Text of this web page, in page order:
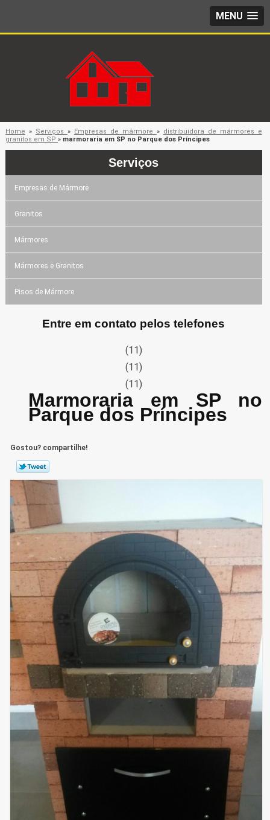
MENU
Home » Serviços » Empresas de mármore » distribuidora de mármores e
granitos em SP » marmoraria em SP no Parque dos Príncipes
Serviços
Empresas de Mármore
Granitos
Mármores
Mármores e Granitos
Pisos de Mármore
Entre em contato pelos telefones
(11)
(11)
(11)
Marmoraria em SP no
Parque dos Príncipes
Gostou? compartilhe!